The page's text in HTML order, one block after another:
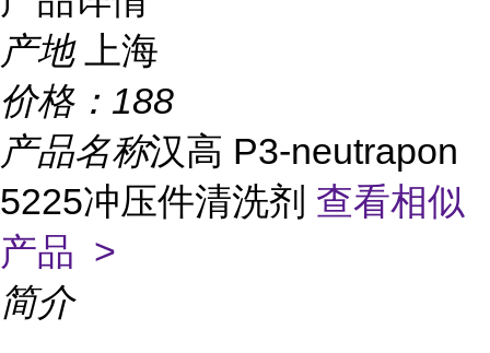
产地
上海
价格： 188
产品名称汉高 P3-neutrapon
5225冲压件清洗剂 查看相似
产品 >
简介